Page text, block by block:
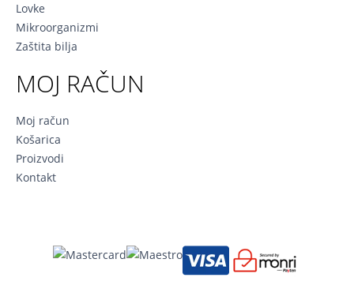
Lovke
Mikroorganizmi
Zaštita bilja
MOJ RAČUN
Moj račun
Košarica
Proizvodi
Kontakt